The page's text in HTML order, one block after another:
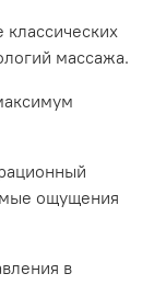
массажа.
ощущения
в